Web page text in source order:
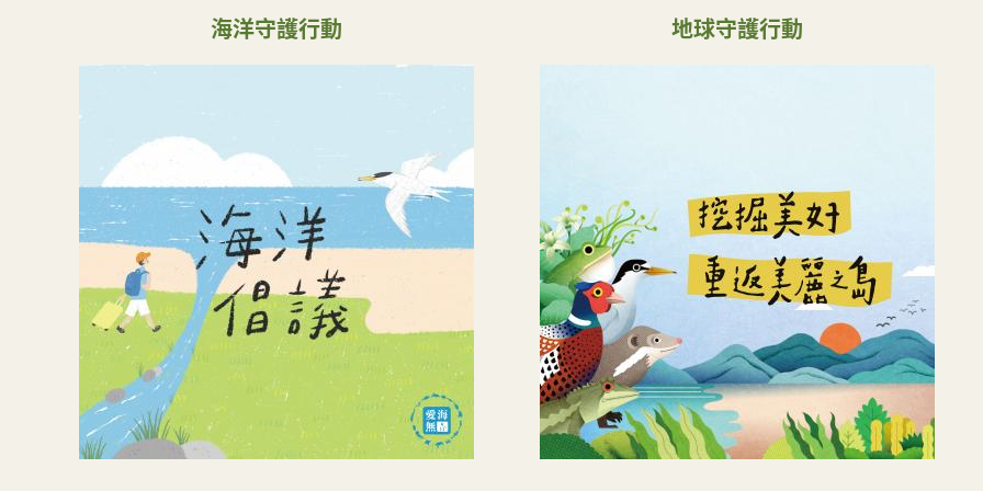
海洋守護行動 地球守護行動